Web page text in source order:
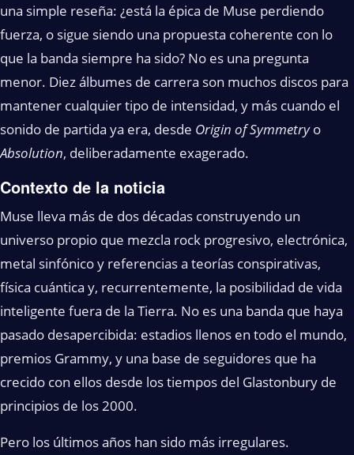
una simple reseña: ¿está la épica de Muse perdiendo
fuerza, o sigue siendo una propuesta coherente con lo
que la banda siempre ha sido? No es una pregunta
menor. Diez álbumes de carrera son muchos discos para
mantener cualquier tipo de intensidad, y más cuando el
sonido de partida ya era, desde Origin of Symmetryo
Absolution, deliberadamente exagerado.
Contexto de la noticia
Muse lleva más de dos décadas construyendo un
universo propio que mezcla rock progresivo, electrónica,
metal sinfónico y referencias a teorías conspirativas,
física cuántica y, recurrentemente, la posibilidad de vida
inteligente fuera de la Tierra. No es una banda que haya
pasado desapercibida: estadios llenos en todo el mundo,
premios Grammy, y una base de seguidores que ha
crecido con ellos desde los tiempos del Glastonbury de
principios de los 2000.
Pero los últimos años han sido más irregulares.